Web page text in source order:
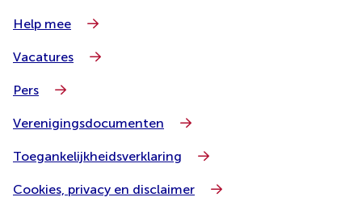
Help mee
Vacatures
Pers
Verenigingsdocumenten
Toegankelijkheidsverklaring
Cookies, privacy en disclaimer